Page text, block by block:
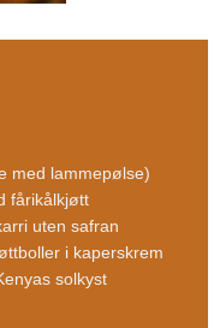
med lammepølse)
fårikålkjøtt
uten safran
i kaperskrem
solkyst